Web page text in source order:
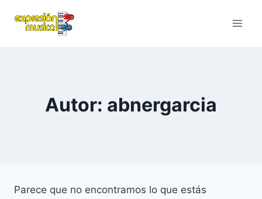
Autor: abnergarcia
Parece que no encontramos lo que estás